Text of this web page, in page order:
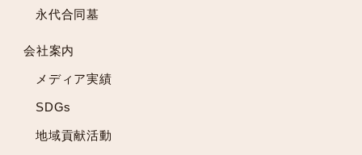
2022年3月
2021年12月
2021年11月
2021年10月
永代合同墓
会社案内
メディア実績
SDGs
地域貢献活動